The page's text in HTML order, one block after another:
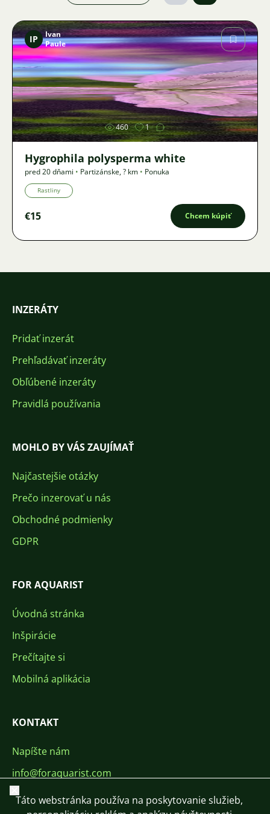
Obrázok
IP
Ivan
Paule
460 1
Hygrophila polysperma white
pred 20 dňami • Partizánske,? km • Ponuka
Rastliny
€15 Chcem kúpiť
INZERÁTY
Pridať inzerát
Prehľadávať inzeráty
Obľúbené inzeráty
Pravidlá používania
MOHLO BY VÁS ZAUJÍMAŤ
Najčastejšie otázky
Prečo inzerovať u nás
Obchodné podmienky
GDPR
FOR AQUARIST
Úvodná stránka
Inšpirácie
Prečítajte si
Mobilná aplikácia
KONTAKT
Napíšte nám
info@foraquarist.com
+420 603 449 602
Zavrieť
Táto webstránka používa na poskytovanie služieb,